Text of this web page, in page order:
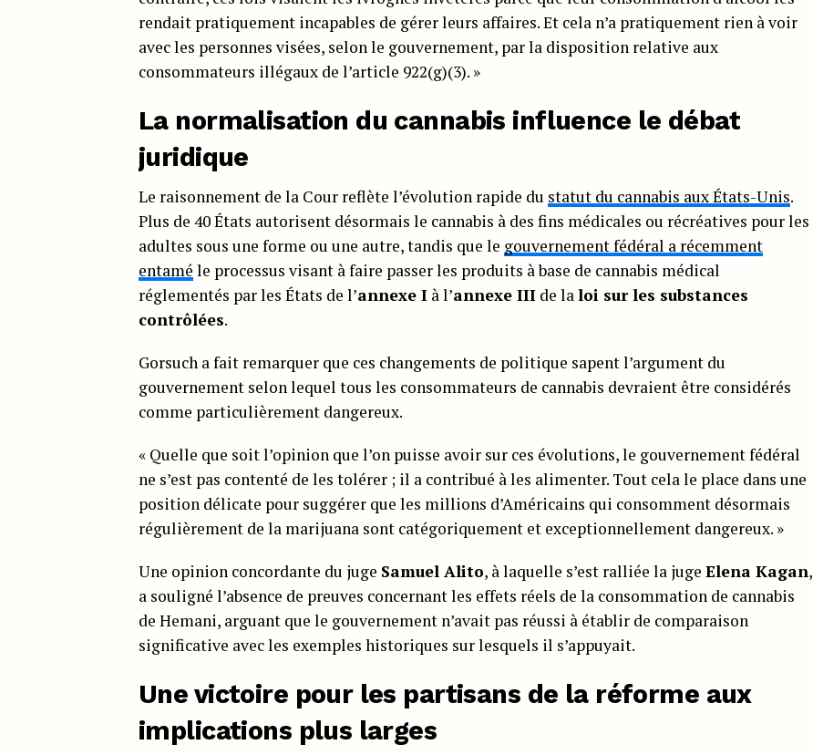
rendait pratiquement incapables de gérer leurs affaires. Et cela n’a pratiquement rien à voir
avec les personnes visées, selon le gouvernement, par la disposition relative aux
consommateurs illégaux de l’article 922(g)(3). »
La normalisation du cannabis influence le débat
juridique
Le raisonnement de la Cour reflète l’évolution rapide du statut du cannabis aux États-Unis.
Plus de 40 États autorisent désormais le cannabis à des fins médicales ou récréatives pour les
adultes sous une forme ou une autre, tandis que le gouvernement fédéral a récemment
entamé le processus visant à faire passer les produits à base de cannabis médical
réglementés par les États de l’annexe I à l’annexe III de la loi sur les substances
contrôlées.
Gorsuch a fait remarquer que ces changements de politique sapent l’argument du
gouvernement selon lequel tous les consommateurs de cannabis devraient être considérés
comme particulièrement dangereux.
« Quelle que soit l’opinion que l’on puisse avoir sur ces évolutions, le gouvernement fédéral
ne s’est pas contenté de les tolérer ; il a contribué à les alimenter. Tout cela le place dans une
position délicate pour suggérer que les millions d’Américains qui consomment désormais
régulièrement de la marijuana sont catégoriquement et exceptionnellement dangereux. »
Une opinion concordante du juge Samuel Alito, à laquelle s’est ralliée la juge Elena Kagan,
a souligné l’absence de preuves concernant les effets réels de la consommation de cannabis
de Hemani, arguant que le gouvernement n’avait pas réussi à établir de comparaison
significative avec les exemples historiques sur lesquels il s’appuyait.
Une victoire pour les partisans de la réforme aux
implications plus larges